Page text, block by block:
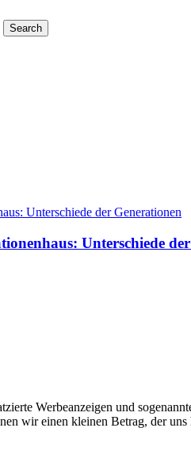
Search
Unterschiede
Werbeanzeigen und
wir einen kleinen Betrag, der